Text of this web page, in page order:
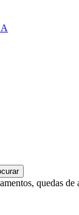
quedas